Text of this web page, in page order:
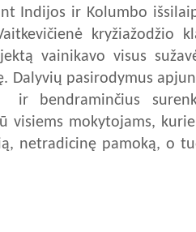
Indijos ir Kolumbo
kryžiažodžio
vainikavo visus
Dalyvių pasirodymus
ir bendraminčius
visiems mokytojams,
netradicinę pamoką, o